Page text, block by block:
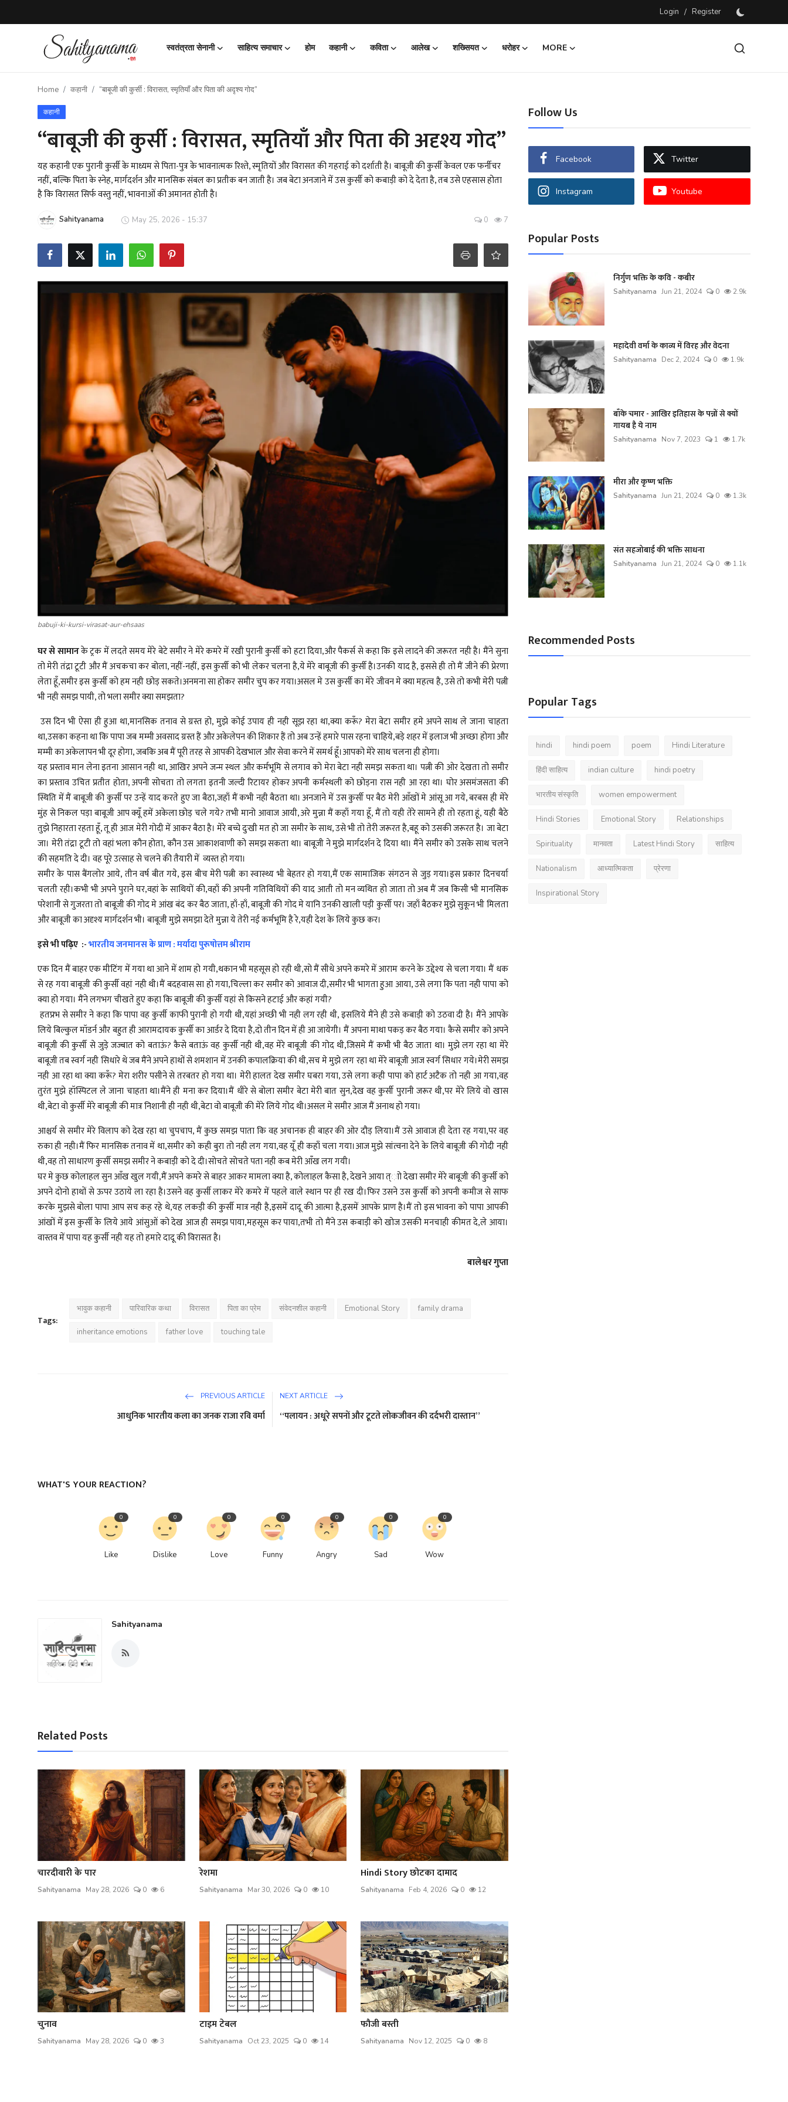
Login / Register
स्वतंत्रता सेनानी साहित्य समाचार होम कहानी कविता आलेख शख्सियत धरोहर
MORE
Register
साहित्य समाचार
शख्सियत
Home कहानी “बाबूजी की कुर्सी : विरासत, स्मृतियाँ और पिता की अदृश्य गोद”
कहानी
“बाबूजी की कुर्सी : विरासत, स्मृतियाँ और पिता की अदृश्य गोद”
यह कहानी एक पुरानी कुर्सी के माध्यम से पिता-पुत्र के भावनात्मक रिश्ते, स्मृतियों और विरासत की गहराई को दर्शाती है। बाबूजी की कुर्सी केवल एक फर्नीचर
नहीं, बल्कि पिता के स्नेह, मार्गदर्शन और मानसिक संबल का प्रतीक बन जाती है। जब बेटा अनजाने में उस कुर्सी को कबाड़ी को दे देता है, तब उसे एहसास होता
है कि विरासत सिर्फ वस्तु नहीं, भावनाओं की अमानत होती है।
Sahityanama May 25, 2026 - 15:37 0 7
babuji-ki-kursi-virasat-aur-ehsaas
घर से सामानके ट्रक में लदते समय मेरे बेटे समीर ने मेरे कमरे में रखी पुरानी कुर्सी को हटा दिया,और पैकर्स से कहा कि इसे लादने की जरूरत नही है। मैंने सुना
तो मेरी तंद्रा टूटी और मैं अचकचा कर बोला, नहीं-नहीं, इस कुर्सी को भी लेकर चलना है,ये मेरे बाबूजी की कुर्सी है।उनकी याद है, इससे ही तो मैं जीने की प्रेरणा
लेता हूँ,समीर इस कुर्सी को हम नही छोड़ सकते।अनमना सा होकर समीर चुप कर गया।असल मे उस कुर्सी का मेरे जीवन मे क्या महत्व है, उसे तो कभी मेरी पत्नी
भी नही समझ पायी, तो भला समीर क्या समझता?
उस दिन भी ऐसा ही हुआ था,मानसिक तनाव से ग्रस्त हो, मुझे कोई उपाय ही नही सूझ रहा था,क्या करूँ? मेरा बेटा समीर हमे अपने साथ ले जाना चाहता
था,उसका कहना था कि पापा जब मम्मी अवसाद ग्रस्त हैं और अकेलेपन की शिकार हैं तो अब उन्हें हमारे पास रहना चाहिये,बड़े शहर में इलाज भी अच्छा होगा और
मम्मी का अकेलापन भी दूर होगा, जबकि अब मैं पूरी तरह से आपकी देखभाल और सेवा करने में समर्थ हूँ।आपको मेरे साथ चलना ही होगा।
यह प्रस्ताव मान लेना इतना आसान नही था, आखिर अपने जन्म स्थल और कर्मभूमि से लगाव को मेरा बेटा नही समझ सकता था। पत्नी की ओर देखता तो समीर
का प्रस्ताव उचित प्रतीत होता, अपनी सोचता तो लगता इतनी जल्दी रिटायर होकर अपनी कर्मस्थली को छोड़ना रास नही आ रहा था। घोर असमंजसता की
स्थिति में मैं बाबूजी की कुर्सी पर उन्हें याद करते हुए जा बैठा,जहाँ मैं कभी नही बैठता था। अनजाने में उस कुर्सी पर बैठ मेरी आँखों मे आंसू आ गये, बरबस ही मेरे
मुंह से निकल पड़ा बाबूजी आप क्यूँ हमें अकेला छोड़ चले गये? तभी मानो आवाज आयी, अरे मुन्ना मैं कहाँ गया हूँ, मैं तो यही तेरे सामने ही तो रहता हूं, यही बैठे
तुझे निहारता रहता हूँ, तू ही आज मेरी गोदी में आकर बैठा है। मेरे बच्चे दुःखी मत हो जा समीर के साथ, उसे भी तो तेरी जरूरत है,बहू को उसकी जरूरत है। जा बेटा
जा। मेरी तंद्रा टूटी तो वहां भला कौन होता, कौन उस आकाशवाणी को समझ सकता था। बाबूजी ने मुझे मार्गदर्शन दे दिया था। मैंने समीर को उसके साथ चलने
की सहमति दे दी। वह पूरे उत्साह से चलने की तैयारी में व्यस्त हो गया।
समीर के पास बैंगलोर आये, तीन वर्ष बीत गये, इस बीच मेरी पत्नी का स्वास्थ्य भी बेहतर हो गया,मैं एक सामाजिक संगठन से जुड़ गया।इस प्रकार दिनचर्या
चलती रही।कभी भी अपने पुराने घर,वहां के साथियों की,वहाँ की अपनी गतिविधियों की याद आती तो मन व्यथित हो जाता तो अब मैं जब किसी भी मानसिक
परेशानी से गुजरता तो बाबूजी की गोद मे आंख बंद कर बैठ जाता, हाँ-हाँ, बाबूजी की गोद मे यानि उनकी खाली पड़ी कुर्सी पर। जहाँ बैठकर मुझे सुकून भी मिलता
और बाबूजी का अदृश्य मार्गदर्शन भी। बाबूजी मुझे समझा देते मुन्ना ये तेरी नई कर्मभूमि है रे,यही देश के लिये कुछ कर।
इसे भी पढ़िए :-भारतीय जनमानस के प्राण : मर्यादा पुरूषोत्तम श्रीराम
एक दिन मैं बाहर एक मीटिंग में गया था आने में शाम हो गयी,थकान भी महसूस हो रही थी,सो मैं सीधे अपने कमरे में आराम करने के उद्देश्य से चला गया। मैं धक
से रह गया बाबूजी की कुर्सी वहां नही थी।मैं बदहवास सा हो गया,चिल्ला कर समीर को आवाज दी,समीर भी भागता हुआ आया, उसे लगा कि पता नही पापा को
क्या हो गया। मैंने लगभग चीखते हुए कहा कि बाबूजी की कुर्सी यहां से किसने हटाई और कहां गयी?
हतप्रभ से समीर ने कहा कि पापा वह कुर्सी काफी पुरानी हो गयी थी,यहां अच्छी भी नही लग रही थी, इसलिये मैंने ही उसे कबाड़ी को उठवा दी है। मैंने आपके
लिये बिल्कुल मॉडर्न और बहुत ही आरामदायक कुर्सी का आर्डर दे दिया है,दो तीन दिन में ही आ जायेगी। मैं अपना माथा पकड़ कर बैठ गया। कैसे समीर को अपने
बाबूजी की कुर्सी से जुड़े जज्बात को बताऊं? कैसे बताऊं वह कुर्सी नही थी,वह मेरे बाबूजी की गोद थी,जिसमे मैं कभी भी बैठ जाता था। मुझे लग रहा था मेरे
बाबूजी तब स्वर्ग नही सिधारे थे जब मैंने अपने हाथों से शमशान में उनकी कपालक्रिया की थी,सच मे मुझे लग रहा था मेरे बाबूजी आज स्वर्ग सिधार गये।मेरी समझ
नही आ रहा था क्या करूँ? मेरा शरीर पसीने से तरबतर हो गया था। मेरी हालत देख समीर घबरा गया, उसे लगा कही पापा को हार्ट अटैक तो नही आ गया,वह
तुरंत मुझे हॉस्पिटल ले जाना चाहता था।मैंने ही मना कर दिया।मैं धीरे से बोला समीर बेटा मेरी बात सुन,देख वह कुर्सी पुरानी जरूर थी,पर मेरे लिये वो खास
थी,बेटा वो कुर्सी मेरे बाबूजी की मात्र निशानी ही नही थी,बेटा वो बाबूजी की मेरे लिये गोद थी।असल मे समीर आज मैं अनाथ हो गया।
आश्चर्य से समीर मेरे विलाप को देख रहा था चुपचाप, मैं कुछ समझ पाता कि वह अचानक ही बाहर की ओर दौड़ लिया।मैं उसे आवाज ही देता रह गया,पर वह
रुका ही नही।मैं फिर मानसिक तनाव में था,समीर को कही बुरा तो नही लग गया,वह यूँ ही कहाँ चला गया।आज मुझे सांत्वना देने के लिये बाबूजी की गोदी नही
थी,वह तो साधारण कुर्सी समझ समीर ने कबाड़ी को दे दी।सोचते सोचते पता नही कब मेरी आँख लग गयी।
घर मे कुछ कोलाहल सुन आँख खुल गयी,मैं अपने कमरे से बाहर आकर मामला क्या है, कोलाहल कैसा है, देखने आया त्ाो देखा समीर मेरे बाबूजी की कुर्सी को
अपने दोनो हाथों से ऊपर उठाये ला रहा है।उसने वह कुर्सी लाकर मेरे कमरे में पहले वाले स्थान पर ही रख दी।फिर उसने उस कुर्सी को अपनी कमीज से साफ
करके मुझसे बोला पापा आप सच कह रहे थे,यह लकड़ी की कुर्सी मात्र नही है,इसमें दादू की आत्मा है,इसमें आपके प्राण है।मैं तो इस भावना को पापा आपकी
आंखों में इस कुर्सी के लिये आये आंसुओं को देख आज ही समझ पाया,महसूस कर पाया,तभी तो मैंने उस कबाड़ी को खोज उसकी मनचाही कीमत दे,ले आया।
वास्तव में पापा यह कुर्सी नही यह तो हमारे दादू की विरासत है।
बालेश्वर गुप्ता
Tags:
भावुक कहानी पारिवारिक कथा विरासत पिता का प्रेम संवेदनशील कहानी Emotional Story family drama
inheritance emotions father love touching tale
PREVIOUS ARTICLE
आधुनिक भारतीय कला का जनक राजा रवि वर्मा
NEXT ARTICLE
“पलायन : अधूरे सपनों और टूटते लोकजीवन की दर्दभरी दास्तान”
WHAT'S YOUR REACTION?
Like
0
Dislike
0
Love
0
Funny
0
Angry
0
Sad
0
Wow
0
Sahityanama
Related Posts
चारदीवारी के पार
Sahityanama May 28, 2026 0 6
रेशमा
Sahityanama Mar 30, 2026 0 10
Hindi Story छोटका दामाद
Sahityanama Feb 4, 2026 0 12
चुनाव
Sahityanama May 28, 2026 0 3
टाइम टेबल
Sahityanama Oct 23, 2025 0 14
फौजी बस्ती
Sahityanama Nov 12, 2025 0 8
Follow Us
Facebook Twitter
Instagram Youtube
Popular Posts
निर्गुण भक्ति के कवि - कबीर
Sahityanama Jun 21, 2024 0 2.9k
महादेवी वर्मा के काव्य में विरह और वेदना
Sahityanama Dec 2, 2024 0 1.9k
बाँके चमार - आखिर इतिहास के पन्नों से क्यों
गायब है ये नाम
Sahityanama Nov 7, 2023 1 1.7k
मीरा और कृष्ण भक्ति
Sahityanama Jun 21, 2024 0 1.3k
संत सहजोबाई की भक्ति साधना
Sahityanama Jun 21, 2024 0 1.1k
Recommended Posts
Popular Tags
hindi hindi poem poem Hindi Literature
हिंदी साहित्य indian culture hindi poetry
भारतीय संस्कृति women empowerment
Hindi Stories Emotional Story Relationships
Spirituality मानवता Latest Hindi Story साहित्य
Nationalism आध्यात्मिकता प्रेरणा
Inspirational Story